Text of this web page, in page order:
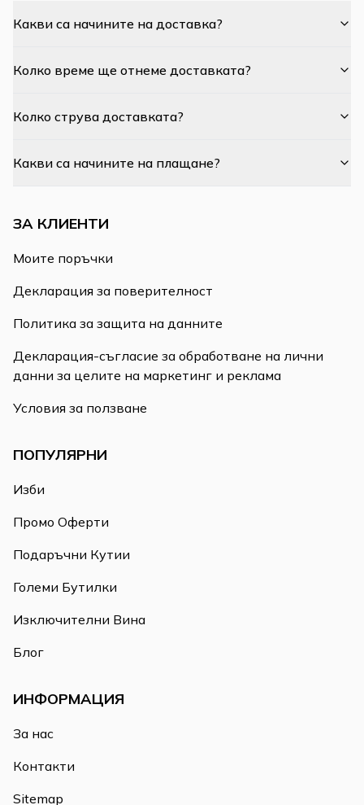
Какви са начините на доставка?
Колко време ще отнеме доставката?
Колко струва доставката?
Какви са начините на плащане?
ЗА КЛИЕНТИ
Моите поръчки
Декларация за поверителност
Политика за защита на данните
Декларация-съгласие за обработване на лични
данни за целите на маркетинг и реклама
Условия за ползване
ПОПУЛЯРНИ
Изби
Промо Оферти
Подаръчни Кутии
Големи Бутилки
Изключителни Вина
Блог
ИНФОРМАЦИЯ
За нас
Контакти
Sitemap